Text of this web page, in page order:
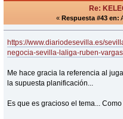
Re:
« Respuesta #43 en:
https://www.diariodesevilla.es/
negocia-sevilla-laliga-ruben-
Me hace gracia la referencia al
la supuesta planificación...
Es que es gracioso el tema...